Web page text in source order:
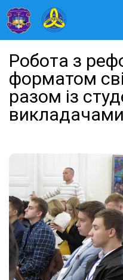
Робота з
форматом
разом із